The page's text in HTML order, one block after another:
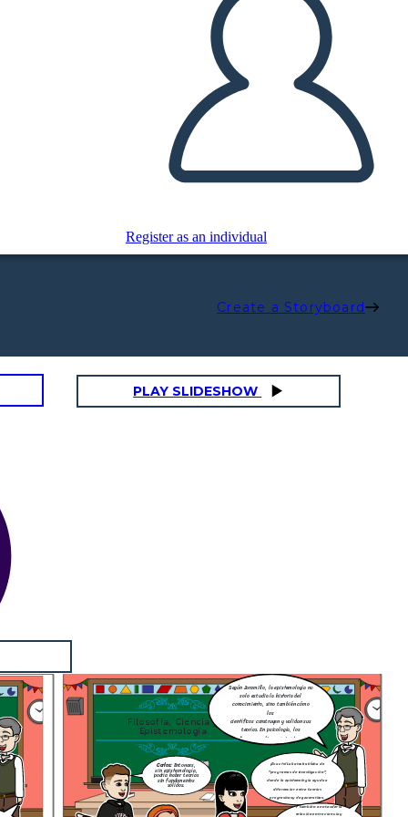
Register as an individual
Create a Storyboard
PLAY SLIDESHOW
Filosofía, Ciencia y
Epistemología
Según Jaramillo, la epistemología no
solo estudia la historia del
conocimiento, sino también cómo
los
científicos construyen y validan sus
teorías. En psicología, los
paradigmas cambian constantemente.
Carlos:Entonces,
sin epistemología,
podría haber teorías
sin fundamentos
sólidos.
¡Exacto! Lakatos hablaba de
"programas de investigación",
donde la epistemología ayuda a
diferenciar entre teorías
progresivas y degenerativas.
Y también a entender la
relación entre ciencia y